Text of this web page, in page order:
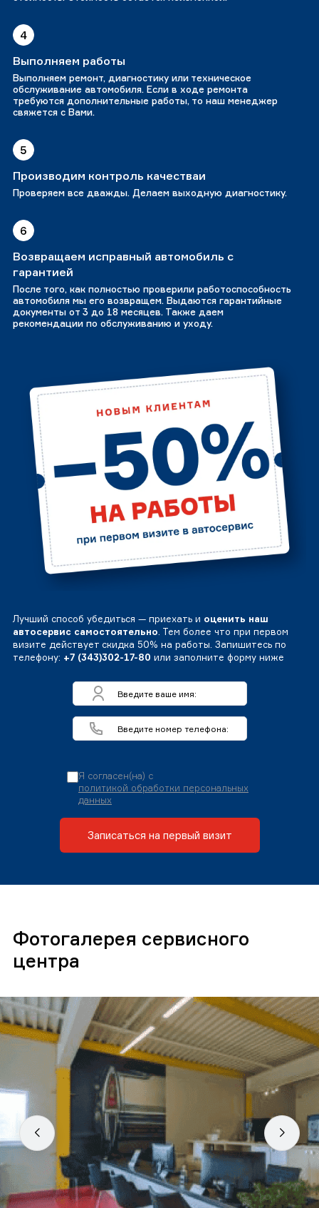
4
Выполняем работы
Выполняем ремонт, диагностику или техническое
обслуживание автомобиля. Если в ходе ремонта
требуются дополнительные работы, то наш менеджер
свяжется с Вами.
5
Производим контроль качестваи
Проверяем все дважды. Делаем выходную диагностику.
6
Возвращаем исправный автомобиль с
гарантией
После того, как полностью проверили работоспособность
автомобиля мы его возвращем. Выдаются гарантийные
документы от 3 до 18 месяцев. Также даем
рекомендации по обслуживанию и уходу.
Лучший способ убедиться — приехать и оценить наш
автосервис самостоятельно. Тем более что при первом
визите действует скидка 50% на работы. Запишитесь по
телефону: +7 (343)302-17-80 или заполните форму ниже
Я согласен(на) с
политикой обработки персональных
данных
Записаться на первый визит
Фотогалерея сервисного
центра